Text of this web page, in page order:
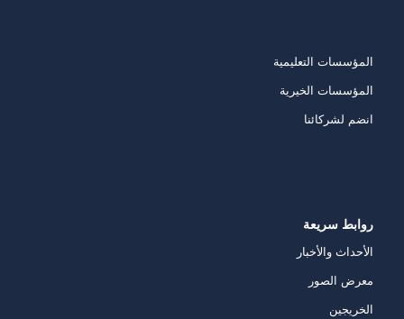
المؤسسات التعليمية
المؤسسات الخيرية
انضم لشركائنا
روابط سريعة
الأحداث والأخبار
معرض الصور
الخريجين